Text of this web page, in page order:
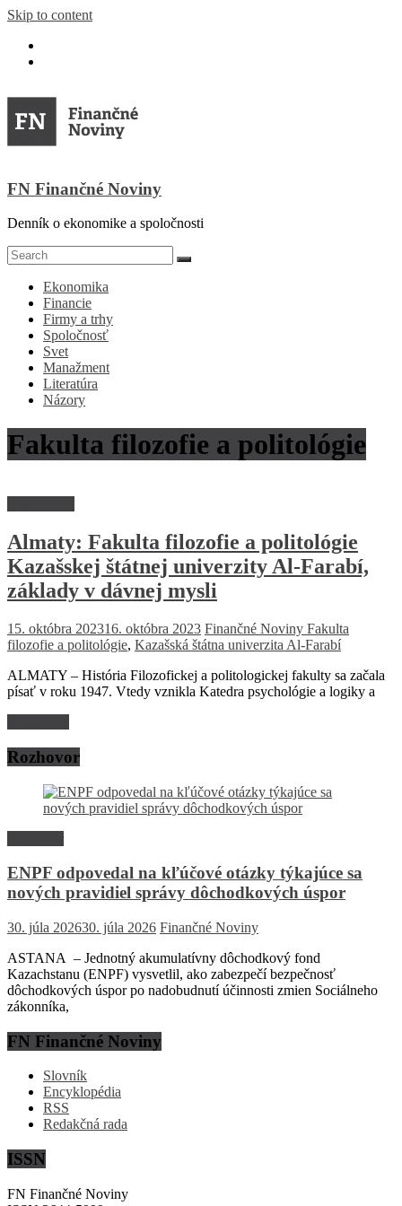
Skip to content
FN Finančné Noviny
Denník o ekonomike a spoločnosti
Ekonomika
Financie
Firmy a trhy
Spoločnosť
Svet
Manažment
Literatúra
Názory
Fakulta filozofie a politológie
Almaty: Fakulta filozofie a politológie
Kazašskej štátnej univerzity Al-Farabí,
základy v dávnej mysli
15. októbra 202316. októbra 2023 Finančné Noviny Fakulta
filozofie a politológie, Kazašská štátna univerzita Al-Farabí
ALMATY – História Filozofickej a politologickej fakulty sa začala
písať v roku 1947. Vtedy vznikla Katedra psychológie a logiky a
Rozhovor
ENPF odpovedal na kľúčové otázky týkajúce sa
nových pravidiel správy dôchodkových úspor
30. júla 202630. júla 2026 Finančné Noviny
ASTANA – Jednotný akumulatívny dôchodkový fond
Kazachstanu (ENPF) vysvetlil, ako zabezpečí bezpečnosť
dôchodkových úspor po nadobudnutí účinnosti zmien Sociálneho
zákonníka,
FN Finančné Noviny
Slovník
Encyklopédia
RSS
Redakčná rada
ISSN
FN Finančné Noviny